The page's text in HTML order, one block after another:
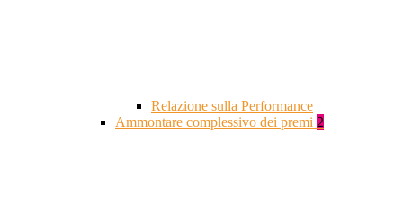
Relazione sulla Performance
Ammontare complessivo dei premi 2